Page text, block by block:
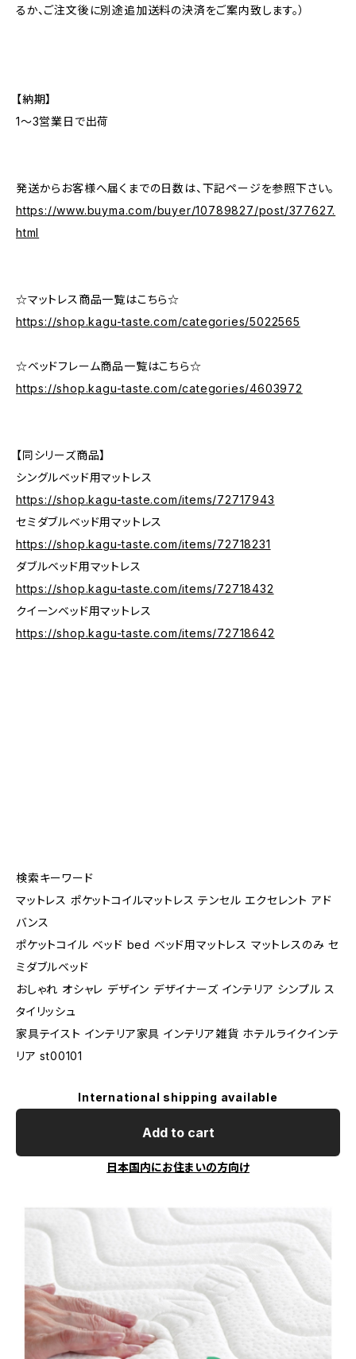
るか、ご注文後に別途追加送料の決済をご案内致します。）
【納期】
1〜3営業日で出荷
発送からお客様へ届くまでの日数は、下記ページを参照下さい。
https://www.buyma.com/buyer/10789827/post/377627.
html
☆マットレス商品一覧はこちら☆
https://shop.kagu-taste.com/categories/5022565
☆ベッドフレーム商品一覧はこちら☆
https://shop.kagu-taste.com/categories/4603972
【同シリーズ商品】
シングルベッド用マットレス
https://shop.kagu-taste.com/items/72717943
セミダブルベッド用マットレス
https://shop.kagu-taste.com/items/72718231
ダブルベッド用マットレス
https://shop.kagu-taste.com/items/72718432
クイーンベッド用マットレス
https://shop.kagu-taste.com/items/72718642
検索キーワード
マットレス ポケットコイルマットレス テンセル エクセレント アド
バンス
ポケットコイル ベッド bed ベッド用マットレス マットレスのみ セ
ミダブルベッド
おしゃれ オシャレ デザイン デザイナーズ インテリア シンプル ス
タイリッシュ
家具テイスト インテリア家具 インテリア雑貨 ホテルライクインテ
リア st00101
International shipping available
Add to cart
日本国内にお住まいの方向け